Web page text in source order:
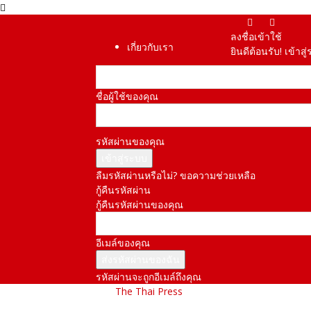
เกี่ยวกับเรา
ลงชื่อเข้าใช้
ยินดีต้อนรับ! เข้า
ชื่อผู้ใช้ของคุณ
รหัสผ่านของคุณ
ลืมรหัสผ่านหรือไม่? ขอความช่วยเหลือ
กู้คืนรหัสผ่าน
กู้คืนรหัสผ่านของคุณ
อีเมล์ของคุณ
รหัสผ่านจะถูกอีเมล์ถึงคุณ
The Thai Press